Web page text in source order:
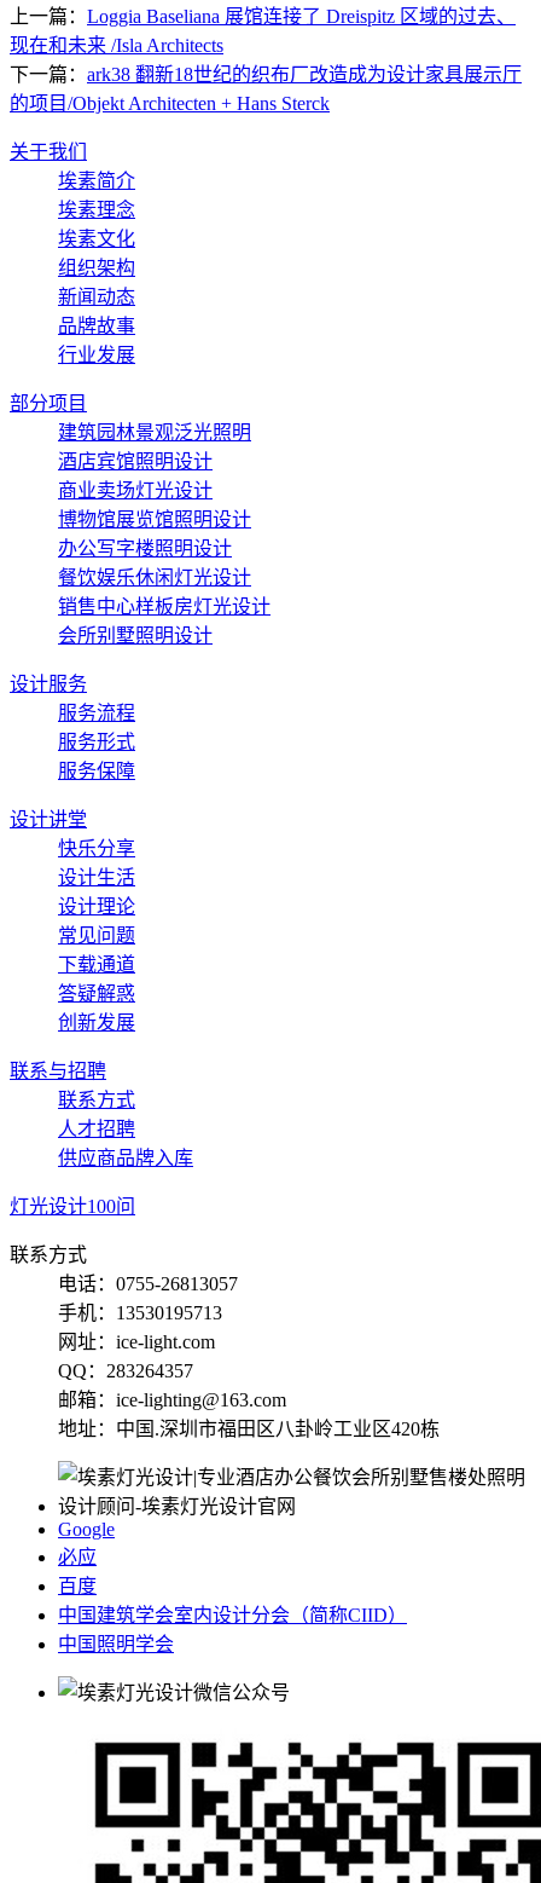
上一篇： Loggia Baseliana 展馆连接了 Dreispitz 区域的过去、
现在和未来 /Isla Architects
下一篇： ark38 翻新18世纪的织布厂改造成为设计家具展示厅
的项目/Objekt Architecten + Hans Sterck
关于我们
埃素简介
埃素理念
埃素文化
组织架构
新闻动态
品牌故事
行业发展
部分项目
建筑园林景观泛光照明
酒店宾馆照明设计
商业卖场灯光设计
博物馆展览馆照明设计
办公写字楼照明设计
餐饮娱乐休闲灯光设计
销售中心样板房灯光设计
会所别墅照明设计
设计服务
服务流程
服务形式
服务保障
设计讲堂
快乐分享
设计生活
设计理论
常见问题
下载通道
答疑解惑
创新发展
联系与招聘
联系方式
人才招聘
供应商品牌入库
灯光设计100问
联系方式
电话：0755-26813057
手机：13530195713
网址：ice-light.com
QQ：283264357
邮箱：ice-lighting@163.com
地址：中国.深圳市福田区八卦岭工业区420栋
Google
必应
百度
中国建筑学会室内设计分会（简称CIID）
中国照明学会